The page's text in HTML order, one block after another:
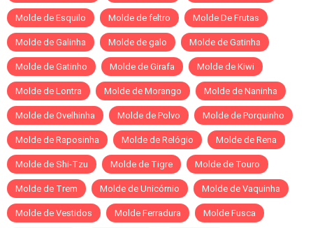
Molde de Esquilo Molde de feltro Molde De Frutas
Molde de Galinha Molde de galo Molde de Gatinha
Molde de Gatinho Molde de Girafa Molde de Kiwi
Molde de Lontra Molde de Morango Molde de Naninha
Molde de Ovelhinha Molde de Polvo Molde de Porquinho
Molde de Raposinha Molde de Relógio Molde de Rena
Molde de Shi-Tzu Molde de Tigre Molde de Touro
Molde de Trem Molde de Unicórnio Molde de Vaquinha
Molde de Vestidos Molde Ferradura Molde Fusca